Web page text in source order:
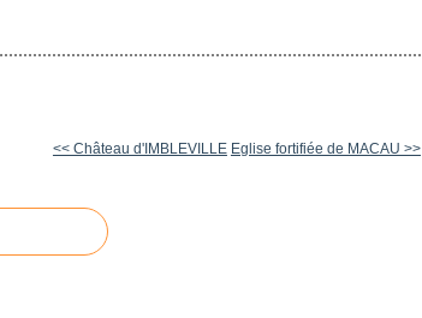
<< Château d'IMBLEVILLE Eglise fortifiée de MACAU >>